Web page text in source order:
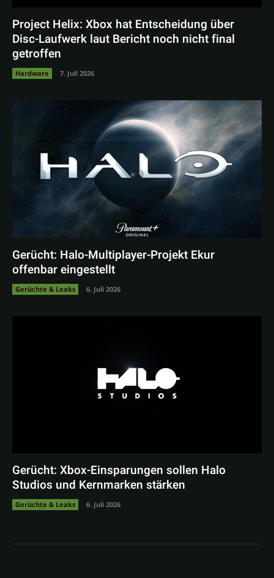
Project Helix: Xbox hat Entscheidung über
Disc-Laufwerk laut Bericht noch nicht final
getroffen
Hardware 7. Juli 2026
Gerücht: Halo-Multiplayer-Projekt Ekur
offenbar eingestellt
Gerüchte & Leaks 6. Juli 2026
Gerücht: Xbox-Einsparungen sollen Halo
Studios und Kernmarken stärken
Gerüchte & Leaks 6. Juli 2026